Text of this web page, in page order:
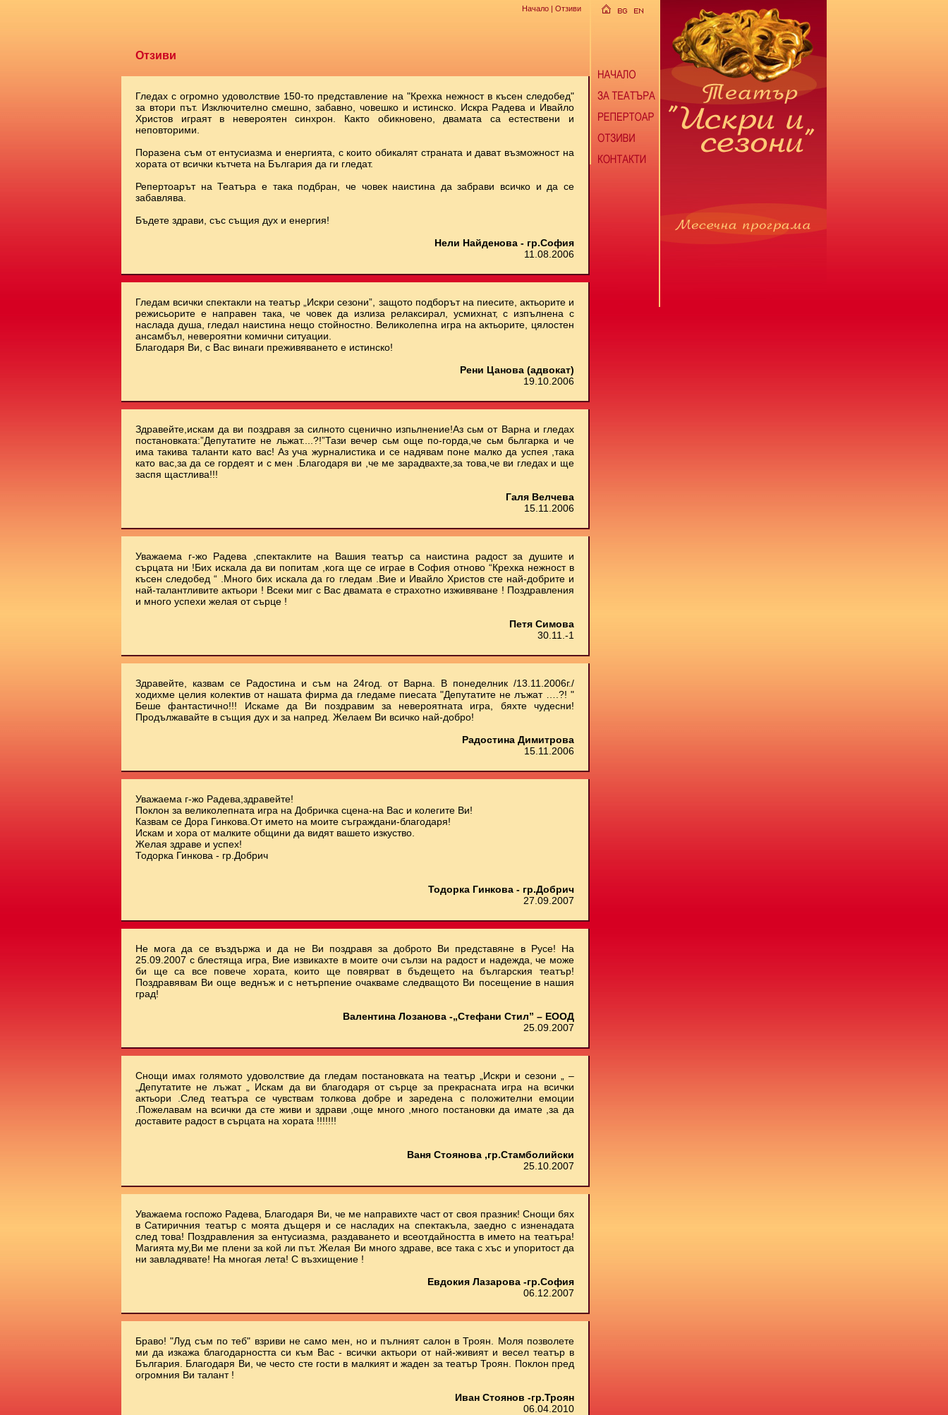
Начало | Отзиви
Отзиви
Гледах с огромно удоволствие 150-то представление на "Крехка нежност в късен следобед"
за втори път. Изключително смешно, забавно, човешко и истинско. Искра Радева и Ивайло
Христов играят в невероятен синхрон. Както обикновено, двамата са естествени и
неповторими.
Поразена съм от ентусиазма и енергията, с които обикалят страната и дават възможност на
хората от всички кътчета на България да ги гледат.
Репертоарът на Театъра е така подбран, че човек наистина да забрави всичко и да се
забавлява.
Бъдете здрави, със същия дух и енергия!
Нели Найденова - гр.София
11.08.2006
Гледам всички спектакли на театър „Искри сезони”, защото подборът на пиесите, актьорите и
режисьорите е направен така, че човек да излиза релаксирал, усмихнат, с изпълнена с
наслада душа, гледал наистина нещо стойностно. Великолепна игра на актьорите, цялостен
ансамбъл, невероятни комични ситуации.
Благодаря Ви, с Вас винаги преживяването е истинско!
Рени Цанова (адвокат)
19.10.2006
Здравейте,искам да ви поздравя за силното сценично изпьлнение!Аз сьм от Варна и гледах
постановката:”Депутатите не льжат....?!”Тази вечер сьм още по-горда,че сьм бьлгарка и че
има такива таланти като вас! Аз уча журналистика и се надявам поне малко да успея ,така
като вас,за да се гордеят и с мен .Благодаря ви ,че ме зарадвахте,за това,че ви гледах и ще
заспя щастлива!!!
Галя Велчева
15.11.2006
Уважаема г-жо Радева ,спектаклите на Вашия театър са наистина радост за душите и
сърцата ни !Бих искала да ви попитам ,кога ще се играе в София отново “Крехка нежност в
късен следобед “ .Много бих искала да го гледам .Вие и Ивайло Христов сте най-добрите и
най-талантливите актьори ! Всеки миг с Вас двамата е страхотно изживяване ! Поздравления
и много успехи желая от сърце !
Петя Симова
30.11.-1
Здравейте, казвам се Радостина и съм на 24год. от Варна. В понеделник /13.11.2006г./
ходихме целия колектив от нашата фирма да гледаме пиесата "Депутатите не лъжат ….?! "
Беше фантастично!!! Искаме да Ви поздравим за невероятната игра, бяхте чудесни!
Продължавайте в същия дух и за напред. Желаем Ви всичко най-добро!
Радостина Димитрова
15.11.2006
Уважаема г-жо Радева,здравейте!
Поклон за великолепната игра на Добричка сцена-на Вас и колегите Ви!
Казвам се Дора Гинкова.От името на моите съграждани-благодаря!
Искам и хора от малките общини да видят вашето изкуство.
Желая здраве и успех!
Тодорка Гинкова - гр.Добрич
Тодорка Гинкова - гр.Добрич
27.09.2007
Не мога да се въздържа и да не Ви поздравя за доброто Ви представяне в Русе! На
25.09.2007 с блестяща игра, Вие извикахте в моите очи сълзи на радост и надежда, че може
би ще са все повече хората, които ще повярват в бъдещето на българския театър!
Поздравявам Ви още веднъж и с нетърпение очакваме следващото Ви посещение в нашия
град!
Валентина Лозанова -„Стефани Стил” – ЕООД
25.09.2007
Снощи имах голямото удоволствие да гледам постановката на театър „Искри и сезони „ –
„Депутатите не лъжат „ Искам да ви благодаря от сърце за прекрасната игра на всички
актьори .След театъра се чувствам толкова добре и заредена с положителни емоции
.Пожелавам на всички да сте живи и здрави ,още много ,много постановки да имате ,за да
доставите радост в сърцата на хората !!!!!!!
Ваня Стоянова ,гр.Стамболийски
25.10.2007
Уважаема госпожо Радева, Благодаря Ви, че ме направихте част от своя празник! Снощи бях
в Сатиричния театър с моята дъщеря и се насладих на спектакъла, заедно с изненадата
след това! Поздравления за ентусиазма, раздаването и всеотдайността в името на театъра!
Магията му,Ви ме плени за кой ли път. Желая Ви много здраве, все така с хъс и упоритост да
ни завладявате! На многая лета! С възхищение !
Евдокия Лазарова -гр.София
06.12.2007
Браво! "Луд съм по теб" взриви не само мен, но и пълният салон в Троян. Моля позволете
ми да изкажа благодарността си към Вас - всички актьори от най-живият и весел театър в
България. Благодаря Ви, че често сте гости в малкият и жаден за театър Троян. Поклон пред
огромния Ви талант !
Иван Стоянов -гр.Троян
06.04.2010